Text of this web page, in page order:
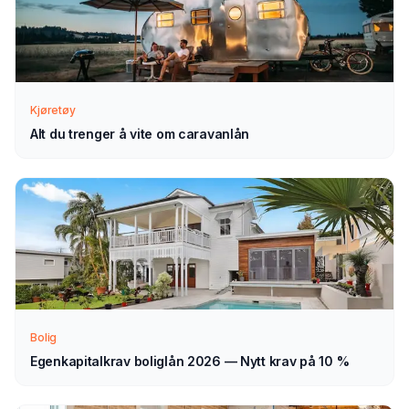
1 Send søknad
Fyll ut vårt enkle skjema — det tar bare noen minutter.
Velg caravanlån som type.
Vi går gjennom forespørselen din og tar kontakt med
veiledning — normalt innen 1–2 virkedager.
3 Velg selv
Sammenlign aktuelle tilbud i ro og mak, og velg det som
passer deg — helt uforpliktende.
Kjøretøy
Alt du trenger å vite om caravanlån
Bolig
Egenkapitalkrav boliglån 2026 — Nytt krav på 10 %